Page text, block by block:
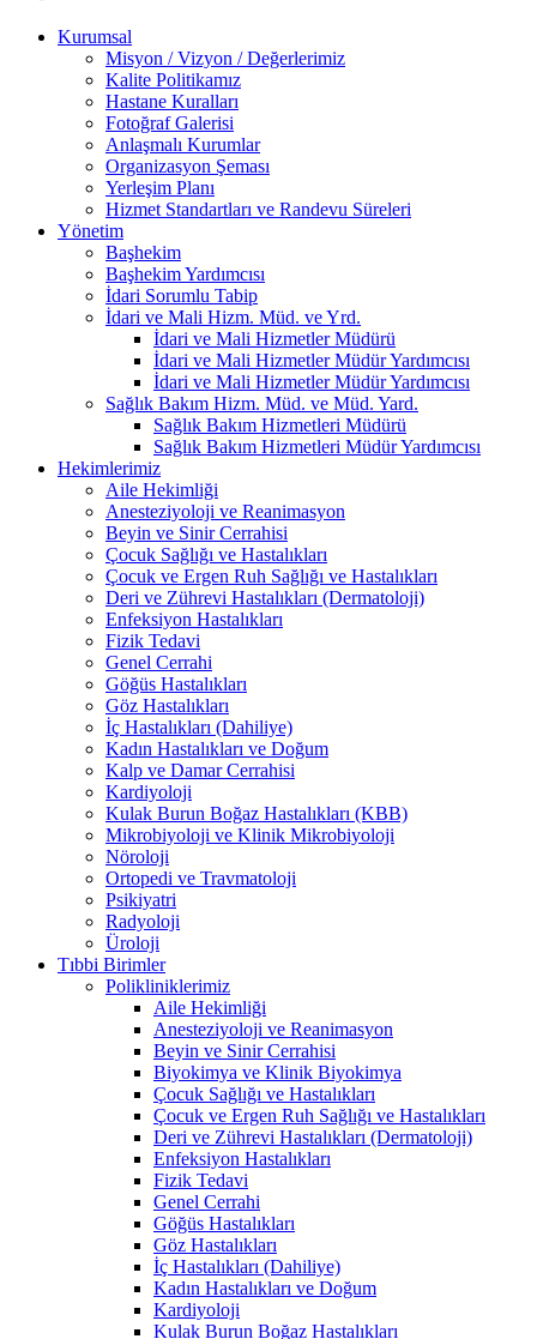
Kurumsal
Misyon / Vizyon / Değerlerimiz
Kalite Politikamız
Hastane Kuralları
Fotoğraf Galerisi
Anlaşmalı Kurumlar
Organizasyon Şeması
Yerleşim Planı
Hizmet Standartları ve Randevu Süreleri
Yönetim
Başhekim
Başhekim Yardımcısı
İdari Sorumlu Tabip
İdari ve Mali Hizm. Müd. ve Yrd.
İdari ve Mali Hizmetler Müdürü
İdari ve Mali Hizmetler Müdür Yardımcısı
İdari ve Mali Hizmetler Müdür Yardımcısı
Sağlık Bakım Hizm. Müd. ve Müd. Yard.
Sağlık Bakım Hizmetleri Müdürü
Sağlık Bakım Hizmetleri Müdür Yardımcısı
Hekimlerimiz
Aile Hekimliği
Anesteziyoloji ve Reanimasyon
Beyin ve Sinir Cerrahisi
Çocuk Sağlığı ve Hastalıkları
Çocuk ve Ergen Ruh Sağlığı ve Hastalıkları
Deri ve Zührevi Hastalıkları (Dermatoloji)
Enfeksiyon Hastalıkları
Fizik Tedavi
Genel Cerrahi
Göğüs Hastalıkları
Göz Hastalıkları
İç Hastalıkları (Dahiliye)
Kadın Hastalıkları ve Doğum
Kalp ve Damar Cerrahisi
Kardiyoloji
Kulak Burun Boğaz Hastalıkları (KBB)
Mikrobiyoloji ve Klinik Mikrobiyoloji
Nöroloji
Ortopedi ve Travmatoloji
Psikiyatri
Radyoloji
Üroloji
Tıbbi Birimler
Polikliniklerimiz
Aile Hekimliği
Anesteziyoloji ve Reanimasyon
Beyin ve Sinir Cerrahisi
Biyokimya ve Klinik Biyokimya
Çocuk Sağlığı ve Hastalıkları
Çocuk ve Ergen Ruh Sağlığı ve Hastalıkları
Deri ve Zührevi Hastalıkları (Dermatoloji)
Enfeksiyon Hastalıkları
Fizik Tedavi
Genel Cerrahi
Göğüs Hastalıkları
Göz Hastalıkları
İç Hastalıkları (Dahiliye)
Kadın Hastalıkları ve Doğum
Kardiyoloji
Kulak Burun Boğaz Hastalıkları